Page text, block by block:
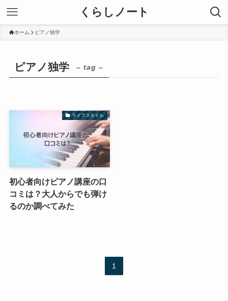
くらしノート
ホーム ピアノ独学
ピアノ独学 – tag –
ライフスタイル
初心者向けピアノ講座の口
コミは？大人からでも弾け
るのか調べてみた
1